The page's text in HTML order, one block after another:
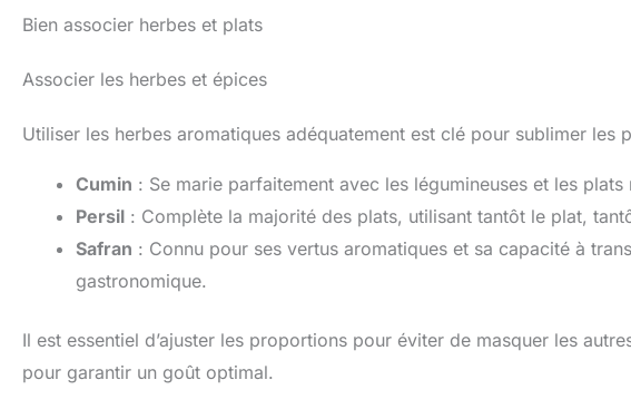
Bien associer herbes et plats
Associer les herbes et épices
Utiliser les herbes aromatiques adéquatement est clé pour sublimer les
Cumin : Se marie parfaitement avec les légumineuses et les plats
Persil : Complète la majorité des plats, utilisant tantôt le plat,
Safran : Connu pour ses vertus aromatiques et sa capacité à
gastronomique.
Il est essentiel d’ajuster les proportions pour éviter de masquer les
pour garantir un goût optimal.